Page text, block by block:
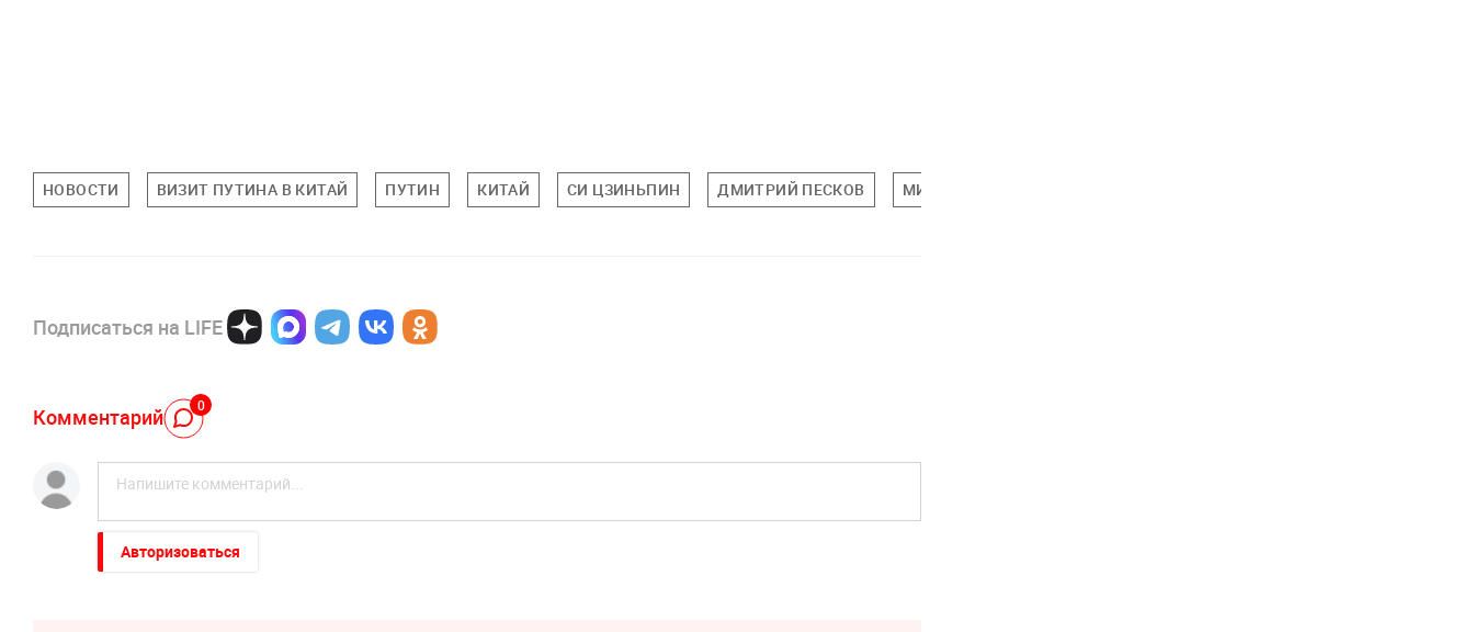
НОВОСТИ ВИЗИТ ПУТИНА В КИТАЙ ПУТИН КИТАЙ СИ ЦЗИНЬПИН ДМИТРИЙ ПЕСКОВ МИРОВАЯ ПОЛИТИКА
Подписаться на LIFE
Комментарий 0
Авторизоваться